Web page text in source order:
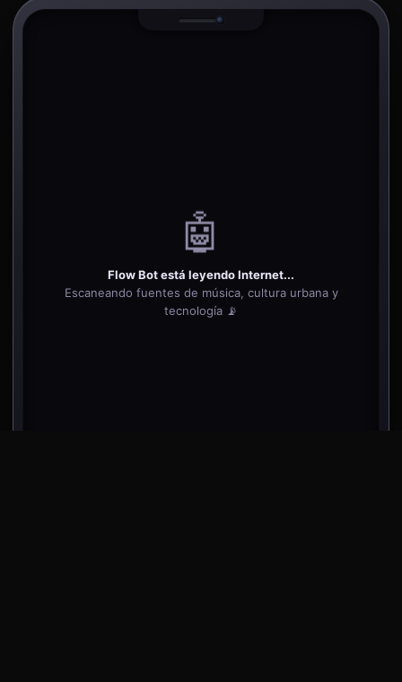
🤖
Flow Bot está leyendo Internet...
Escaneando fuentes de música, cultura urbana y
tecnología 📡